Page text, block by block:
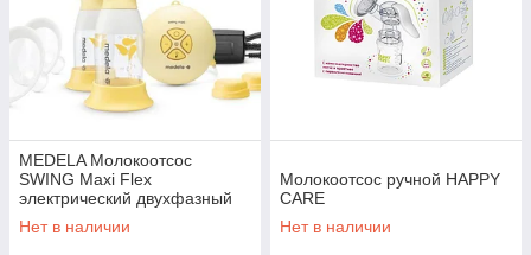
MEDELA Молокоотсос
SWING Maxi Flex
электрический двухфазный
Нет в наличии
Молокоотсос ручной HAPPY
CARE
Нет в наличии